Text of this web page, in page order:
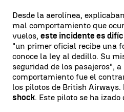
Desde la aerolínea,
mal comportamiento que
vuelos, este incidente es
"un primer oficial recibe una
conoce la ley al dedillo. Su
seguridad de los pasajeros",
comportamiento fue el
los pilotos de British Airways.
shock. Este piloto se ha izado